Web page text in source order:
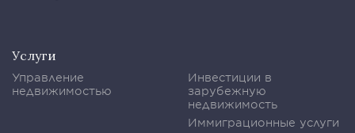
Услуги
Управление
недвижимостью
Инвестиции в
зарубежную
недвижимость
Иммиграционные услуги